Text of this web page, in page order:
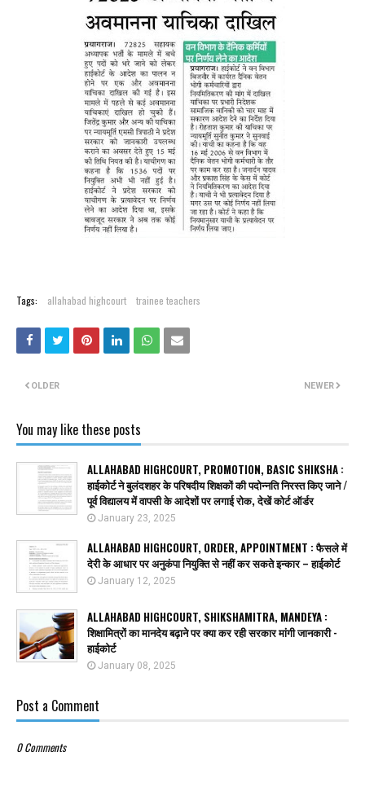
Tags: allahabad highcourt trainee teachers
NEWER
OLDER
You may like these posts
ALLAHABAD HIGHCOURT, PROMOTION, BASIC SHIKSHA :
हाईकोर्ट ने बुलंदशहर के परिषदीय शिक्षकों की पदोन्नति निरस्त किए जाने /
पूर्व विद्यालय में वापसी के आदेशों पर लगाई रोक, देखें कोर्ट ऑर्डर
January 23, 2025
ALLAHABAD HIGHCOURT, ORDER, APPOINTMENT : फैसले में
देरी के आधार पर अनुकंपा नियुक्ति से नहीं कर सकते इन्कार – हाईकोर्ट
January 12, 2025
ALLAHABAD HIGHCOURT, SHIKSHAMITRA, MANDEYA :
शिक्षामित्रों का मानदेय बढ़ाने पर क्या कर रही सरकार मांगी जानकारी -
हाईकोर्ट
January 08, 2025
Post a Comment
0 Comments